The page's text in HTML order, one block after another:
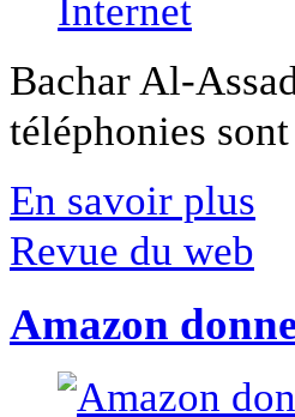
Bachar Al-
téléphonies
En savoir plus
Revue du web
Amazon